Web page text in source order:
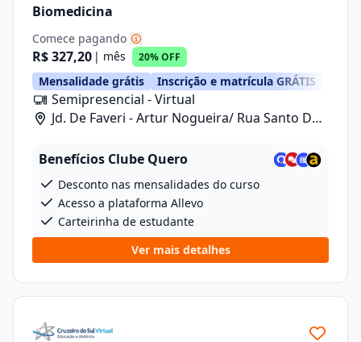
Biomedicina
Comece pagando
R$ 327,20 | mês 20% OFF
Mensalidade grátis Inscrição e matrícula GRÁTIS
Semipresencial - Virtual
Jd. De Faveri - Artur Nogueira/ Rua Santo De
Benefícios Clube Quero
Desconto nas mensalidades do curso
Acesso a plataforma Allevo
Carteirinha de estudante
Ver mais detalhes